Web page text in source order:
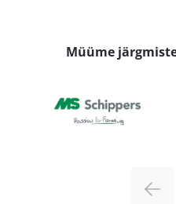
Müüme